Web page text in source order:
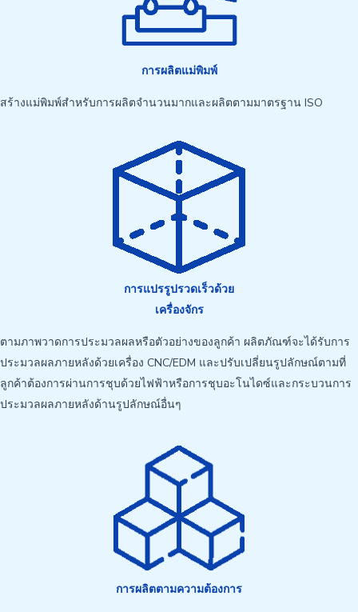
การผลิตแม่พิมพ์
สร้างแม่พิมพ์สำหรับการผลิตจำนวนมากและผลิตตามมาตรฐาน ISO
การแปรรูปรวดเร็วด้วย
เครื่องจักร
ตามภาพวาดการประมวลผลหรือตัวอย่างของลูกค้า ผลิตภัณฑ์จะได้รับการ
ประมวลผลภายหลังด้วยเครื่อง CNC/EDM และปรับเปลี่ยนรูปลักษณ์ตามที่
ลูกค้าต้องการผ่านการชุบด้วยไฟฟ้าหรือการชุบอะโนไดซ์และกระบวนการ
ประมวลผลภายหลังด้านรูปลักษณ์อื่นๆ
การผลิตตามความต้องการ